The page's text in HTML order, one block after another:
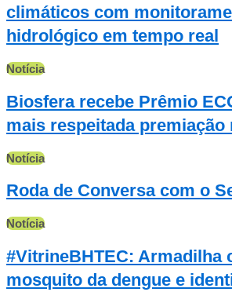
climáticos com
hidrológico em tempo real
Notícia
Biosfera recebe Prêmio
mais respeitada premiação
Notícia
Roda de Conversa com o
Notícia
#VitrineBHTEC: Armadilha
mosquito da dengue e